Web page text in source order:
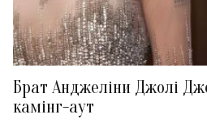
Брат Анджеліни Джолі
камінг-аут